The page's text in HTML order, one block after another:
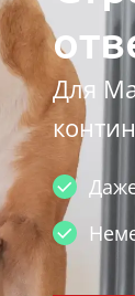
Для